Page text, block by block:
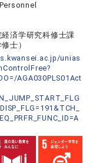
済学研究科修士課
士）
unias
AGA030PLS01Act